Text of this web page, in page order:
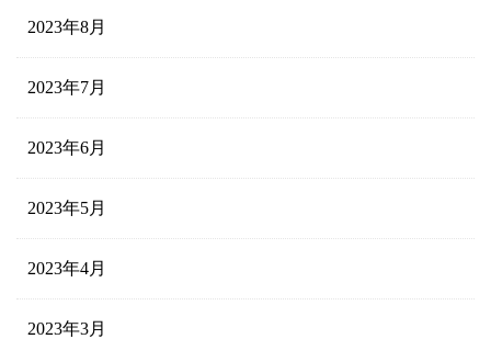
2023年8月
2023年7月
2023年6月
2023年5月
2023年4月
2023年3月